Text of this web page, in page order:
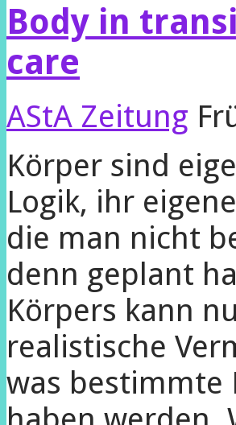
Body in
care
AStA Zeitung
Körper sind
Logik, ihr
die man nicht
denn geplant
Körpers kann
realistische
was bestimmte